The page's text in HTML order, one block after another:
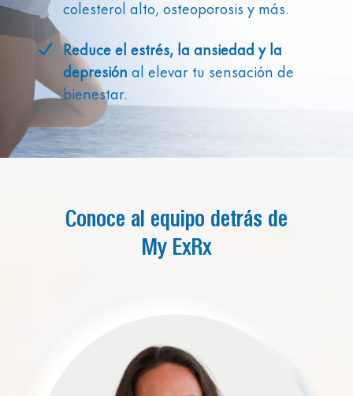
colesterol alto, osteoporosis y más.
Reduce el estrés, la ansiedad y la
depresión al elevar tu sensación de
bienestar.
Conoce al equipo detrás de
My ExRx